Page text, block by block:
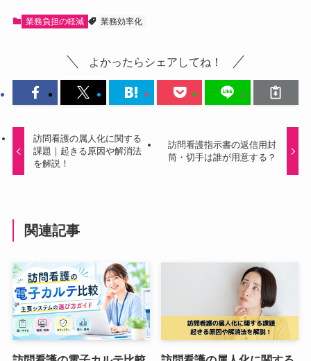
業務負担の軽減 業務効率化
よかったらシェアしてね！
訪問看護の属人化に関する
課題｜起きる原因や解消法
を解説！
訪問看護指示書の返信用封
筒・切手は誰が用意する？
関連記事